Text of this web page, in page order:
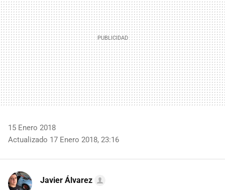
15 Enero 2018
Actualizado 17 Enero 2018, 23:16
Javier Álvarez